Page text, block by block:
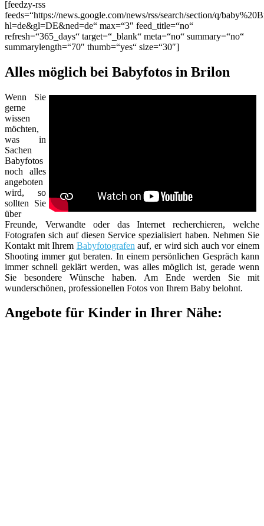
[feedzy-rss
feeds=“https://news.google.com/news/rss/search/section/q/
hl=de&gl=DE&ned=de“ max=“3″ feed_title=“no“
refresh=“365_days“ target=“_blank“ meta=“no“ summary=“no“
summarylength=“70″ thumb=“yes“ size=“30″]
Alles möglich bei Babyfotos in Brilon
Wenn Sie
gerne
wissen
möchten,
was in
Sachen
Babyfotos
noch alles
angeboten
wird, so
sollten Sie
über
Freunde, Verwandte oder das Internet recherchieren, welche
Fotografen sich auf diesen Service spezialisiert haben. Nehmen Sie
Kontakt mit Ihrem Babyfotografen auf, er wird sich auch vor einem
Shooting immer gut beraten. In einem persönlichen Gespräch kann
immer schnell geklärt werden, was alles möglich ist, gerade wenn
Sie besondere Wünsche haben. Am Ende werden Sie mit
wunderschönen, professionellen Fotos von Ihrem Baby belohnt.
Angebote für Kinder in Ihrer Nähe: